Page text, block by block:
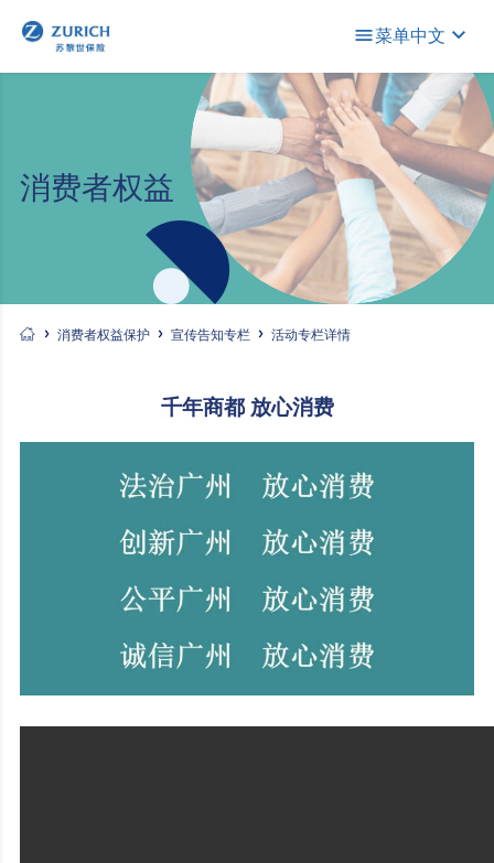
菜单中文
消费者权益
消费者权益保护 宣传告知专栏 活动专栏详情
千年商都 放心消费